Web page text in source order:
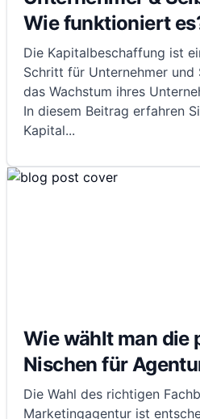
Wie funktioniert
Die Kapitalbeschaffung ist
Schritt für Unternehmer und
das Wachstum ihres
In diesem Beitrag erfahren
Kapital...
Wie wählt man die
Nischen für
Die Wahl des richtigen
Marketingagentur ist